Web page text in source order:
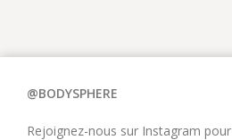
@BODYSPHERE
Rejoignez-nous sur Instagram pour